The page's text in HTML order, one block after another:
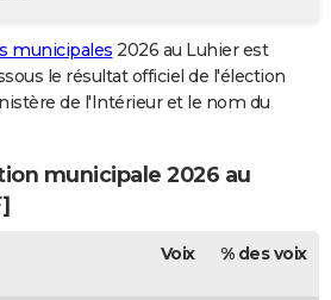
municipales 2026 au Luhier est
le résultat officiel de l'élection
de l'Intérieur et le nom du
municipale 2026 au
Voix % des voix